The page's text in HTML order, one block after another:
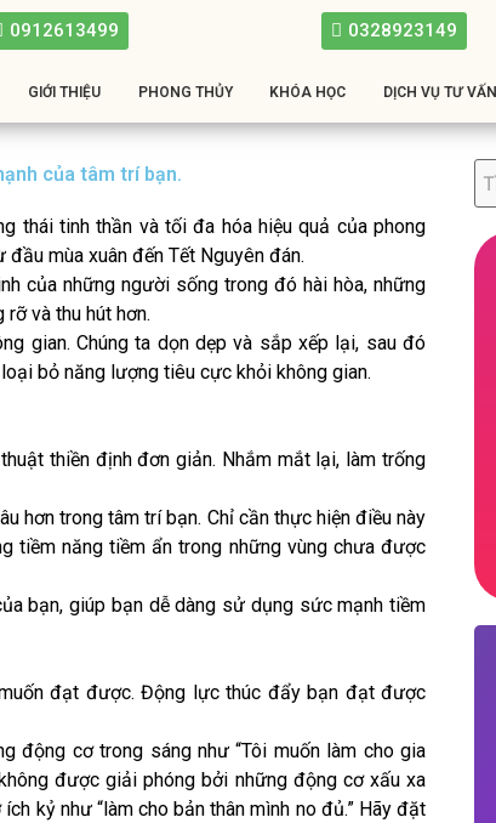
0912613499 0328923149
GIỚI THIỆU PHONG THỦY KHÓA HỌC DỊCH VỤ TƯ VẤN
của tâm trí bạn.
thái tinh thần và tối đa hóa hiệu quả của phong
mùa xuân đến Tết Nguyên đán.
của những người sống trong đó hài hòa, những
và thu hút hơn.
gian. Chúng ta dọn dẹp và sắp xếp lại, sau đó
bỏ năng lượng tiêu cực khỏi không gian.
thiền định đơn giản. Nhắm mắt lại, làm trống
hơn trong tâm trí bạn. Chỉ cần thực hiện điều này
tiềm năng tiềm ẩn trong những vùng chưa được
bạn, giúp bạn dễ dàng sử dụng sức mạnh tiềm
đạt được. Động lực thúc đẩy bạn đạt được
động cơ trong sáng như “Tôi muốn làm cho gia
được giải phóng bởi những động cơ xấu xa
kỷ như “làm cho bản thân mình no đủ.” Hãy đặt